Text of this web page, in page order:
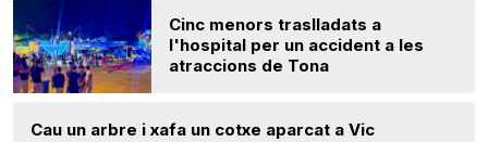
Cinc menors traslladats a
l'hospital per un accident a les
atraccions de Tona
Cau un arbre i xafa un cotxe aparcat a Vic